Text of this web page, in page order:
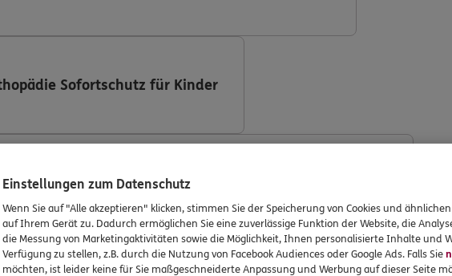
Sofortschutz für Kinder
(DKV Deutsche Krankenversicherung AG)
Einstellungen zum Datenschutz
Wenn Sie auf "Alle akzeptieren" klicken, stimmen Sie der Speicherung von Cookies und
auf Ihrem Gerät zu. Dadurch ermöglichen Sie eine zuverlässige Funktion der Website, die
die Messung von Marketingaktivitäten sowie die Möglichkeit, Ihnen personalisierte Inhalte und
Verfügung zu stellen, z.B. durch die Nutzung von Facebook Audiences oder Google Ads. Falls Sie
möchten, ist leider keine für Sie maßgeschneiderte Anpassung und Werbung auf dieser Seite